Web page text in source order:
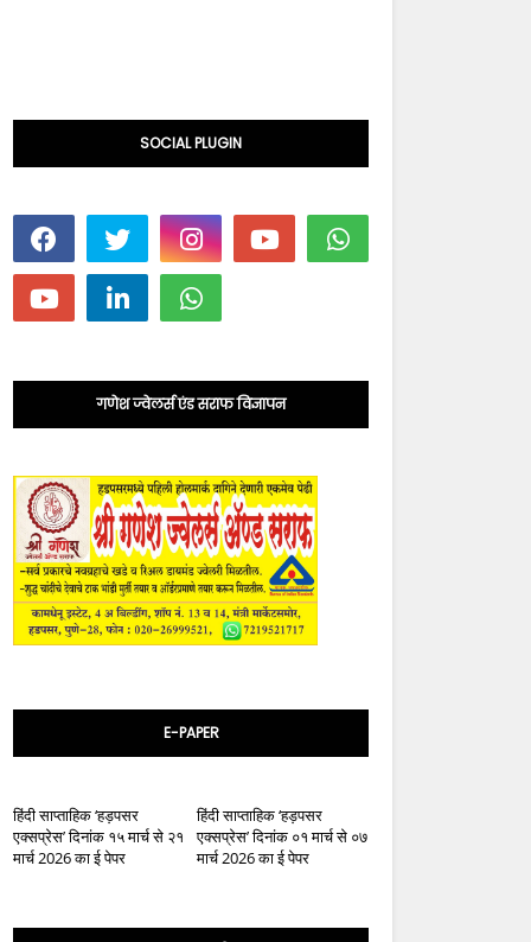
SOCIAL PLUGIN
गणेश ज्वेलर्स एंड सराफ विज्ञापन
E-PAPER
हिंदी साप्ताहिक ‘हड़पसर
एक्सप्रेस’ दिनांक १५ मार्च से २१
मार्च 2026 का ई पेपर
हिंदी साप्ताहिक ‘हड़पसर
एक्सप्रेस’ दिनांक ०१ मार्च से ०७
मार्च 2026 का ई पेपर